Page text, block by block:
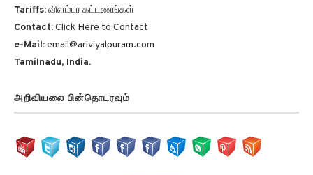
Tariffs:விளம்பர கட்டணங்கள்
Contact:Click Here to Contact
e-Mail:email@ariviyalpuram.com
Tamilnadu, India.
அறிவியலை பின்தொடரவும்